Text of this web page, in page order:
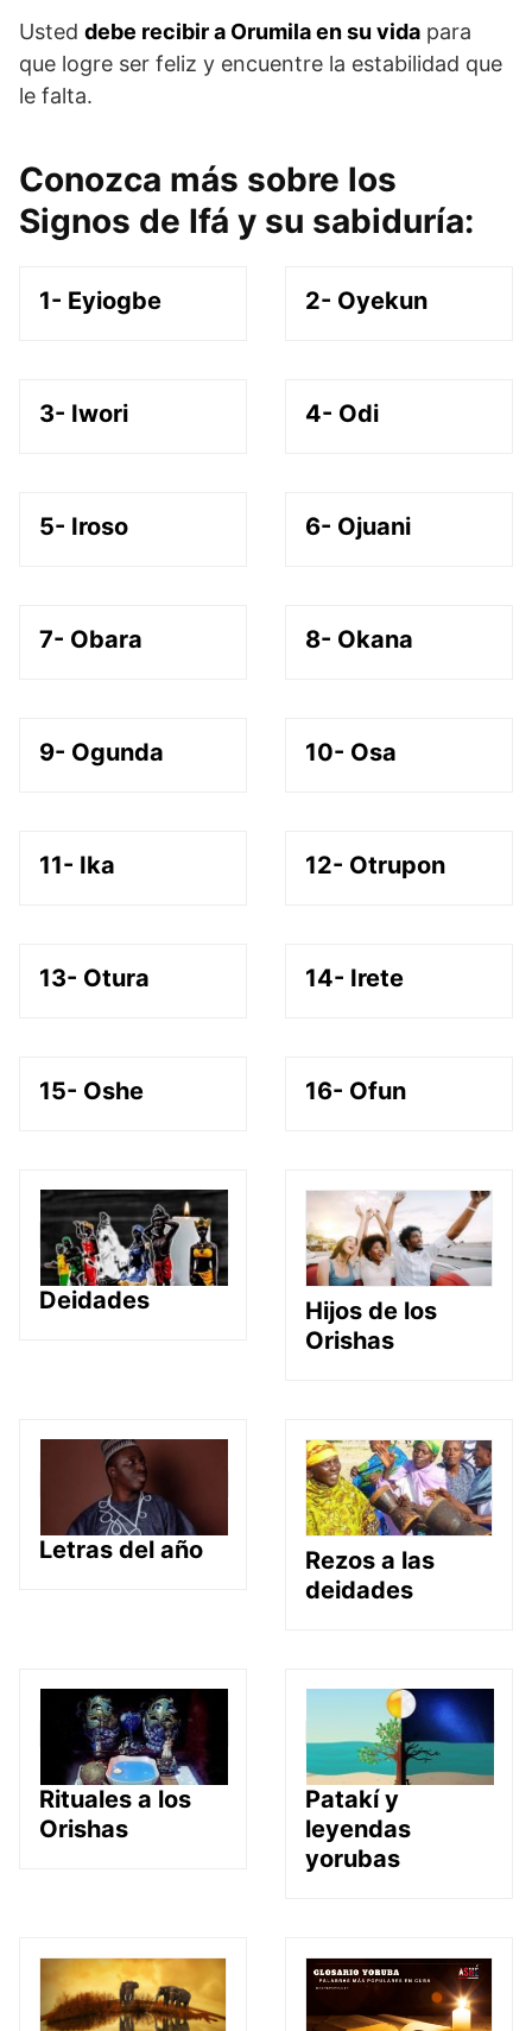
Usted debe recibir a Orumila en su vida para
que logre ser feliz y encuentre la estabilidad que
le falta.
Conozca más sobre los
Signos de Ifá y su sabiduría:
1- Eyiogbe 2- Oyekun
3- Iwori 4- Odi
5- Iroso 6- Ojuani
7- Obara 8- Okana
9- Ogunda 10- Osa
11- Ika 12- Otrupon
13- Otura 14- Irete
15- Oshe 16- Ofun
Deidades
Hijos de los
Orishas
Letras del año
Rezos a las
deidades
Rituales a los
Orishas
Patakí y
leyendas
yorubas